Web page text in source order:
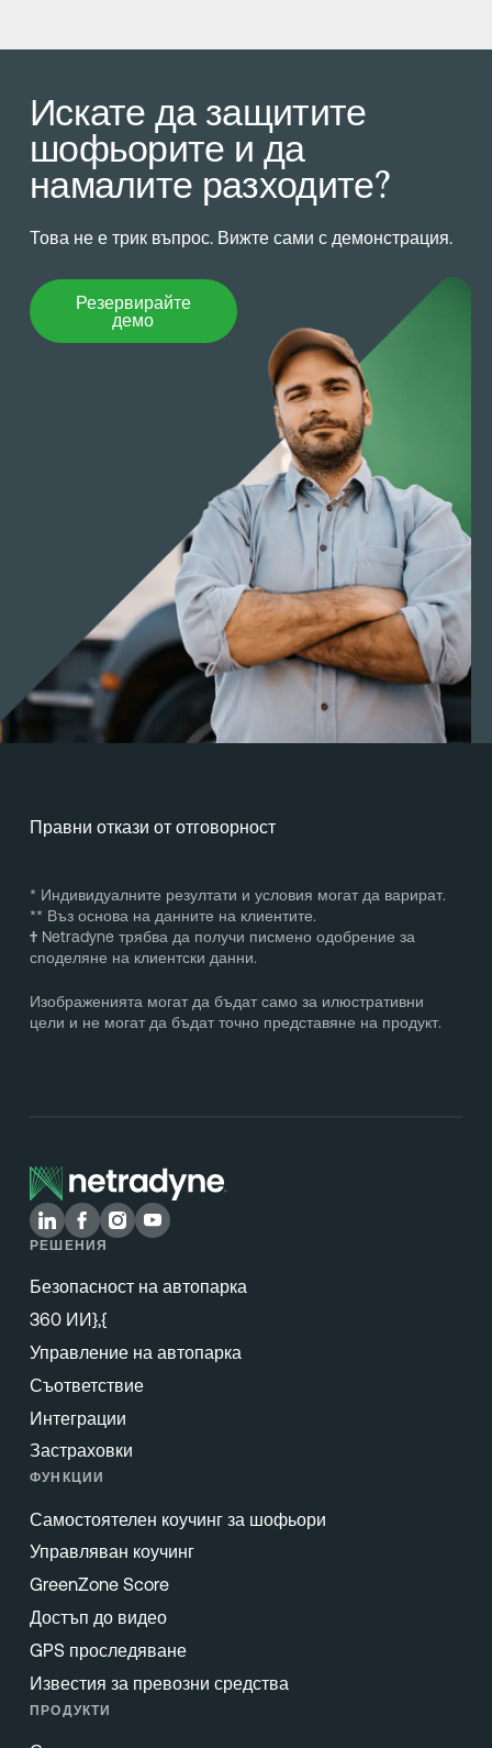
Искате да защитите
шофьорите и да
намалите разходите?
Това не е трик въпрос. Вижте сами с демонстрация.
Резервирайте
демо
Резервирайте демо
Правни откази от отговорност
* Индивидуалните резултати и условия могат да варират.
** Въз основа на данните на клиентите.
†Netradyne трябва да получи писмено одобрение за
споделяне на клиентски данни.
Изображенията могат да бъдат само за илюстративни
цели и не могат да бъдат точно представяне на продукт.
РЕШЕНИЯ
Безопасност на автопарка
360 ИИ},{
Управление на автопарка
Съответствие
Интеграции
Застраховки
ФУНКЦИИ
Самостоятелен коучинг за шофьори
Управляван коучинг
GreenZone Score
Достъп до видео
GPS проследяване
Известия за превозни средства
ПРОДУКТИ